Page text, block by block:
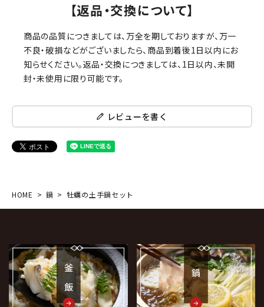
【返品・交換について】
商品の品質につきましては、万全を期しておりますが、万一
不良・破損などがございましたら、商品到着後1日以内にお
知らせください。返品・交換につきましては、1日以内、未開
封・未使用に限り可能です。
レビューを書く
HOME 鍋 牡蠣の土手鍋セット